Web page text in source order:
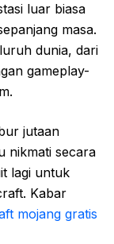
luar biasa
masa.
dunia, dari
gameplay-
jutaan
nikmati secara
lagi untuk
Kabar
mojang gratis